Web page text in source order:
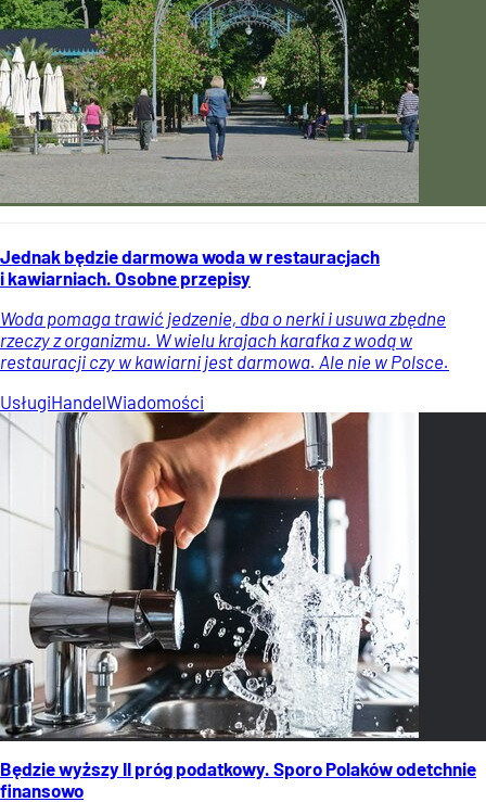
Jednak będzie darmowa woda w restauracjach
i kawiarniach. Osobne przepisy
Woda pomaga trawić jedzenie, dba o nerki i usuwa zbędne
rzeczy z organizmu. W wielu krajach karafka z wodą w
restauracji czy w kawiarni jest darmowa. Ale nie w Polsce.
UsługiHandelWiadomości
Będzie wyższy II próg podatkowy. Sporo Polaków odetchnie
finansowo